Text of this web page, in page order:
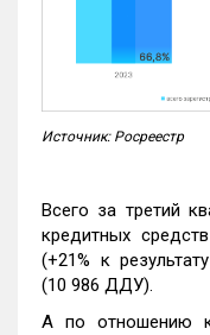
Источник: Росреестр
Всего за третий
кредитных
(+21% к
(10 986 ДДУ).
А по отношению